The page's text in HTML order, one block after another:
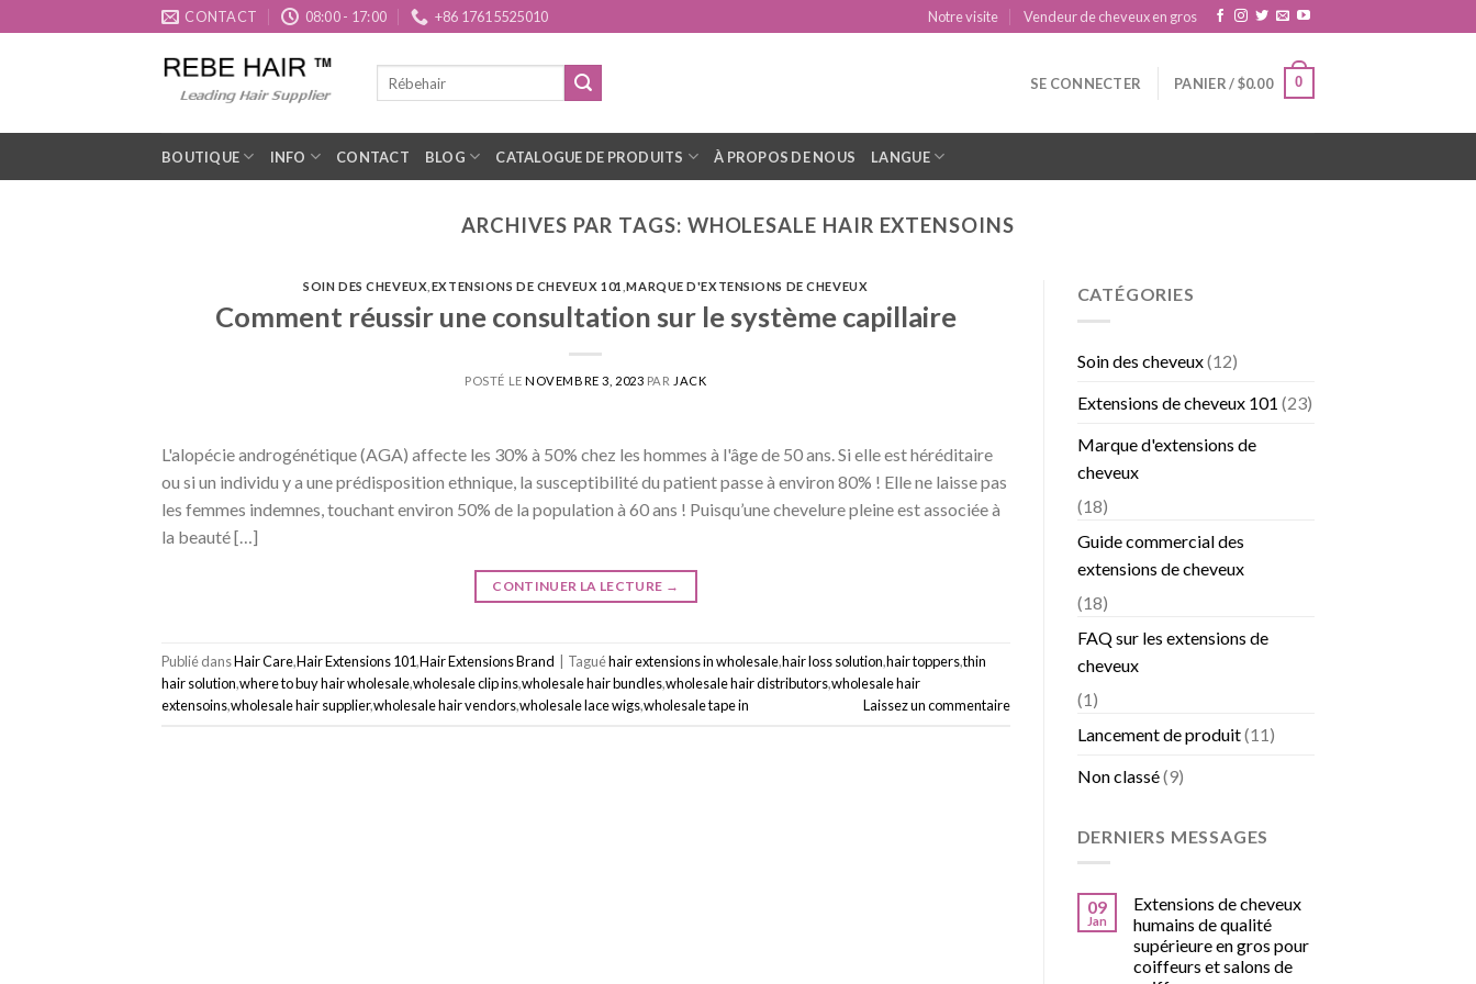
au
CONTACT 08:00 - 17:00 +86 17615525010 Notre visite Vendeur de cheveux en gros
SE CONNECTER PANIER /$0.00 0
BOUTIQUE INFO CONTACT BLOG CATALOGUE DE PRODUITS À PROPOS DE NOUS LANGUE
ARCHIVES PAR TAGS: WHOLESALE HAIR EXTENSOINS
SOIN DES CHEVEUX EXTENSIONS DE CHEVEUX 101 ,MARQUE D'EXTENSIONS DE CHEVEUX
Comment réussir une consultation sur le système capillaire
POSTÉ LENOVEMBRE 3, 2023 PAR JACK
L'alopécie androgénétique (AGA) affecte les 30% à 50% chez les hommes à l'âge de 50 ans. Si elle est héréditaire
ou si un individu y a une prédisposition ethnique, la susceptibilité du patient passe à environ 80% ! Elle ne laisse pas
les femmes indemnes, touchant environ 50% de la population à 60 ans ! Puisqu’une chevelure pleine est associée à
la beauté […]
CONTINUER LA LECTURE →
Publié dansHair Care,Hair Extensions 101,Hair Extensions Brand Taguéhair extensions in wholesale,hair loss solution,hair toppers,thin
hair solution,where to buy hair wholesale,wholesale clip ins,wholesale hair bundles,wholesale hair distributors,wholesale hair
extensoins,wholesale hair supplier,wholesale hair vendors,wholesale lace wigs,wholesale tape in Laissez un commentaire
CATÉGORIES
Soin des cheveux(12)
Extensions de cheveux 101 (23)
Marque d'extensions de
cheveux
(18)
Guide commercial des
extensions de cheveux
(18)
FAQ sur les extensions de
cheveux
(1)
Lancement de produit(11)
Non classé(9)
DERNIERS MESSAGES
09
Jan
Extensions de cheveux
humains de qualité
supérieure en gros pour
coiffeurs et salons de